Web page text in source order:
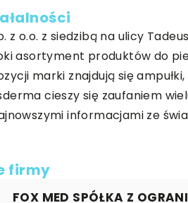
z o.o. z siedzibą na ulicy
asortyment produktów do
marki znajdują się
cieszy się zaufaniem
informacjami ze
firmy
FOX MED SPÓŁKA Z